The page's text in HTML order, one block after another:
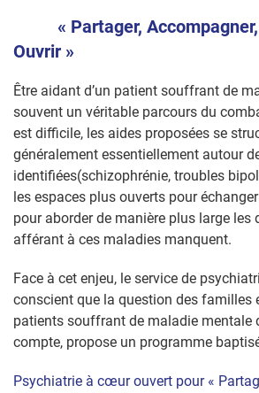
« Partager, Accompagner,
Ouvrir »
Être aidant d’un patient souffrant de
souvent un véritable parcours du
est difficile, les aides proposées se
généralement essentiellement autour
identifiées(schizophrénie, troubles
les espaces plus ouverts pour
pour aborder de manière plus large
afférant à ces maladies manquent.
Face à cet enjeu, le service de
conscient que la question des familles
patients souffrant de maladie mentale
compte, propose un programme
Psychiatrie à cœur ouvert pour «